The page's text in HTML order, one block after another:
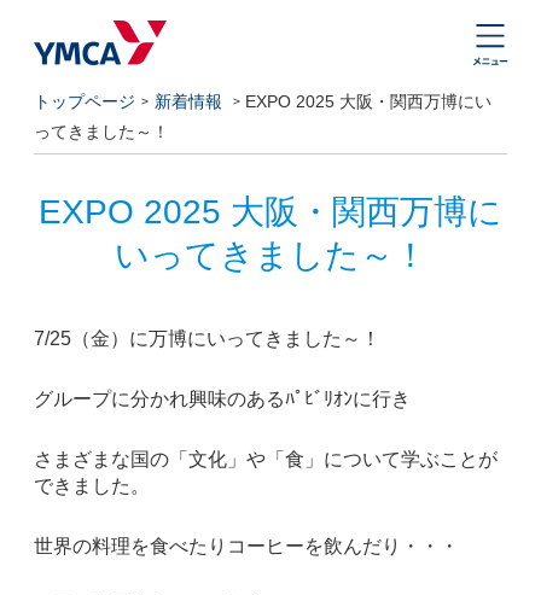
トップページ 新着情報
EXPO 2025 大阪・関西万博にい
ってきました～！
EXPO 2025 大阪・関西万博に
いってきました～！
7/25（金）に万博にいってきました～！
グループに分かれ興味のあるﾊﾟﾋﾞﾘｵﾝに行き
さまざまな国の「文化」や「食」について学ぶことが
できました。
世界の料理を食べたりコーヒーを飲んだり・・・